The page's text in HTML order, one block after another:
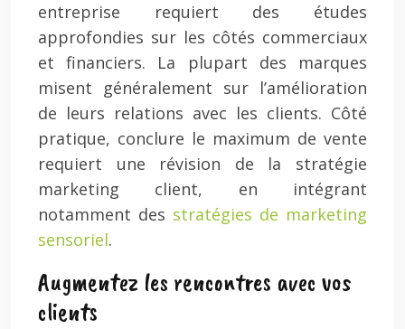
entreprise requiert des études
approfondies sur les côtés commerciaux
et financiers. La plupart des marques
misent généralement sur l’amélioration
de leurs relations avec les clients. Côté
pratique, conclure le maximum de vente
requiert une révision de la stratégie
marketing client, en intégrant
notamment des stratégies de marketing
sensoriel.
Augmentez les rencontres avec vos
clients